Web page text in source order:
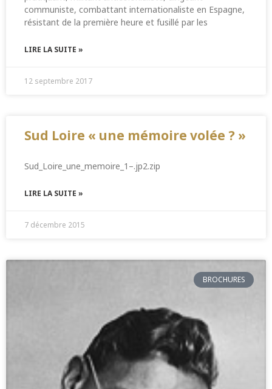
communiste, combattant internationaliste en Espagne,
résistant de la première heure et fusillé par les
LIRE LA SUITE »
12 septembre 2017
Sud Loire « une mémoire volée ? »
Sud_Loire_une_memoire_1–.jp2.zip
LIRE LA SUITE »
7 décembre 2015
BROCHURES